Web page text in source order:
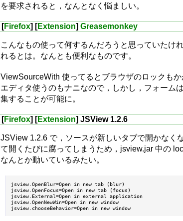
を要求されると，なんとなく悩ましい。
[Firefox] [Extension] Greasemonkey
こんなもの使って何するんだろうと思っていたけれ
れるとは。なんとも便利なものです。
ViewSourceWith 使ってるとブラウザのロックも
エディタ使うのもナニなので，しかし，フォーム
集することが可能に。
[Firefox] [Extension] JSView 1.2.6
JSView 1.2.6 で，ソースが新しいタブで開かなく
て開くたびに腐ってしまうため，jsview.jar 中の
なんとか動いているみたい。
jsview.OpenBlur=Open in new tab (blur)
jsview.OpenFocus=Open in new tab (focus)
jsview.External=Open in external application
jsview.OpenNewWin=Open in new window